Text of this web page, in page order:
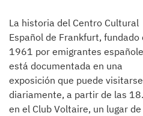
La historia del Centro Cultural
Español de Frankfurt, fundado
1961 por emigrantes
está documentada en una
exposición que puede visitarse
diariamente, a partir de las
en el Club Voltaire, un lugar de